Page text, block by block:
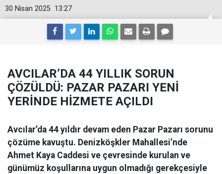
13:27
30 Nisan 2025
AVCILAR’DA 44 YILLIK SORUN
ÇÖZÜLDÜ: PAZAR PAZARI YENİ
YERİNDE HİZMETE AÇILDI
Avcılar’da 44 yıldır devam eden Pazar Pazarı sorunu
çözüme kavuştu. Denizköşkler Mahallesi’nde
Ahmet Kaya Caddesi ve çevresinde kurulan ve
günümüz koşullarına uygun olmadığı gerekçesiyle